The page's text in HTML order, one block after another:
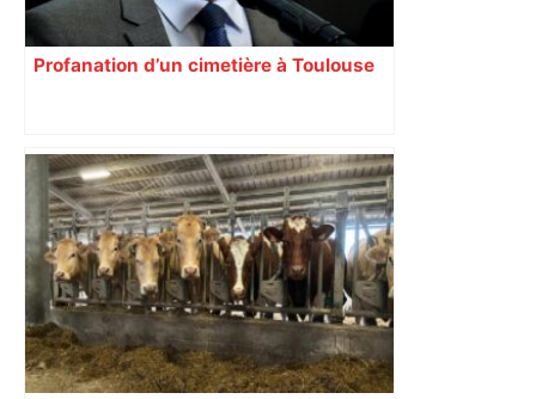
Profanation d’un cimetière à Toulouse